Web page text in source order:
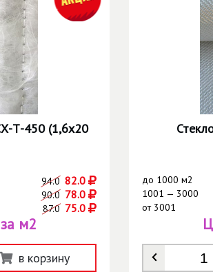
Т-450 (1,6х20
94.0 82.0
90.0 78.0
87.0 75.0
м2
в корзину
до 1000 м2
1001 — 3000
от3001